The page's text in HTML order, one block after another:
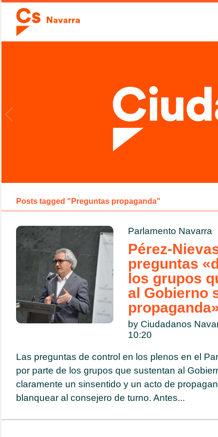
Posts tagged "Preguntas propaganda"
Parlamento Navarra
Pérez-
preguntas
los grupos
al Gobierno
by Ciudadanos
10:20
Las preguntas de control en los plenos en el
por parte de los grupos que sustentan al
claramente un sinsentido y un acto de
blanquear al consejero de turno. Antes...